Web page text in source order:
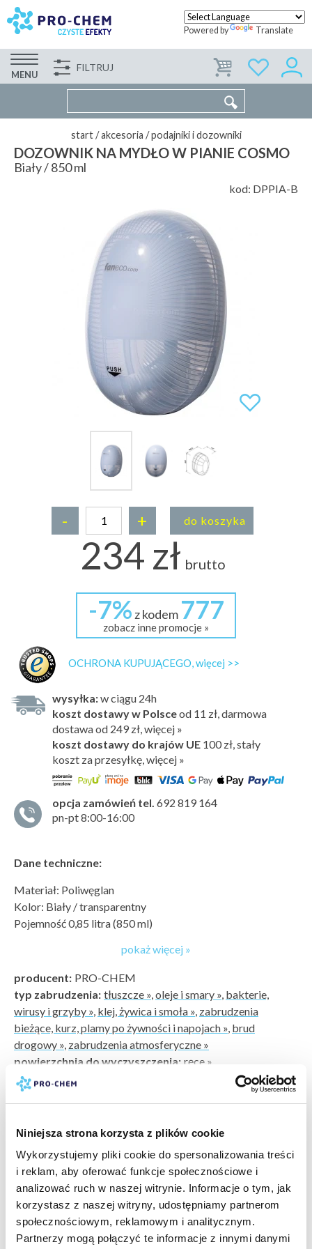
Niniejsza strona korzysta z plików cookie
Wykorzystujemy pliki cookie do spersonalizowania treści
i reklam, aby oferować funkcje społecznościowe i
analizować ruch w naszej witrynie. Informacje o tym, jak
korzystasz z naszej witryny, udostępniamy partnerom
społecznościowym, reklamowym i analitycznym.
Partnerzy mogą połączyć te informacje z innymi danymi
Powered by Translate
MENU
FILTRUJ WSPÓŁPRACA KONTAKT
start / akcesoria / podajniki i dozowniki
DOZOWNIK NA MYDŁO W PIANIE COSMO
Biały / 850 ml
kod: DPPIA-B
- + do koszyka
234 zł brutto
-7% z kodem 777
zobacz inne promocje »
OCHRONA KUPUJĄCEGO, więcej >>
wysyłka:w ciągu 24h
koszt dostawy w Polsceod 11 zł, darmowa
dostawa od 249 zł, więcej »
koszt dostawy do krajów UE 100 zł, stały
koszt za przesyłkę, więcej »
opcja zamówień tel. 692 819 164
pn-pt 8:00-16:00
Dane techniczne:
Materiał: Poliwęglan
Kolor: Biały / transparentny
Pojemność 0,85 litra (850 ml)
System: Zawór niekapek
Przycisk: Ergonomiczny
Sprężyna: Stal hartowana
Napełnianie: Z kanistra
Cechy:
wandaloodporny (trwały, mocny materiał)
brak ostrych kantów, łatwy w czyszczeniu
przejrzysta kontrola poziomu mydła
Wymiary dozownika: Wysokość 221 mm, szerokość 152,5
Waga dozownika: 0,510 kg
Gwarancja: 2 lata "door-to-door"
Dozownik mydła w pianie 0,85 l COSMO został wykonany
pokaż więcej »
producent: PRO-CHEM
typ zabrudzenia: tłuszcze »,oleje i smary », bakterie,
wirusy i grzyby », klej, żywica i smoła », zabrudzenia
bieżące, kurz, plamy po żywności i napojach », brud
drogowy », zabrudzenia atmosferyczne »
powierzchnia do wyczyszczenia: ręce »
rodzaj czyszczenia:
pielęgnacja odtłuszczanie
odświeżanie dezynfekcja bieżące
rodzaj mycia: ręczne
biznesowi
ilość sztuk w opakowaniu:1